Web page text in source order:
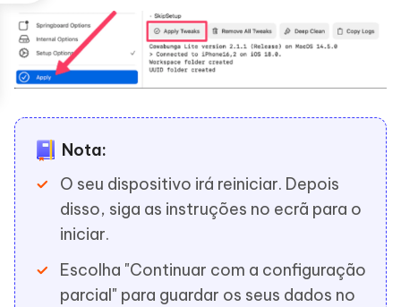
Nota:
O seu dispositivo irá reiniciar. Depois
disso, siga as instruções no ecrã para o
iniciar.
Escolha "Continuar com a configuração
parcial" para guardar os seus dados no